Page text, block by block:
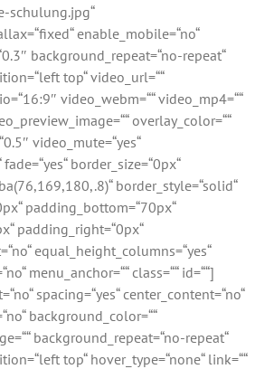
schulung.jpg“
enable_mobile=“no“
background_repeat=“no-repeat“
top“ video_url=““
video_webm=““ video_mp4=““
overlay_color=““
video_mute=“yes“
border_size=“0px“
border_style=“solid“
padding_bottom=“70px“
padding_right=“0px“
equal_height_columns=“yes“
menu_anchor=““ class=““ id=““]
spacing=“yes“ center_content=“no“
background_color=““
background_repeat=“no-repeat“
top“ hover_type=“none“ link=““